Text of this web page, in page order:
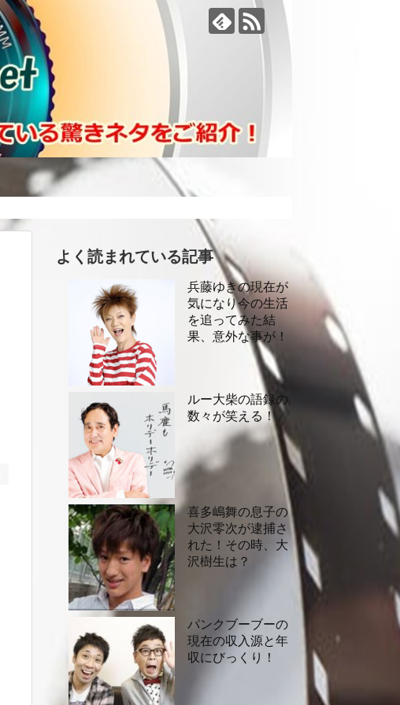
よく読まれている記事
兵藤ゆきの現在が
気になり今の生活
を追ってみた結
果、意外な事が！
ルー大柴の語録の
数々が笑える！
喜多嶋舞の息子の
大沢零次が逮捕さ
れた！その時、大
沢樹生は？
パンクブーブーの
現在の収入源と年
収にびっくり！